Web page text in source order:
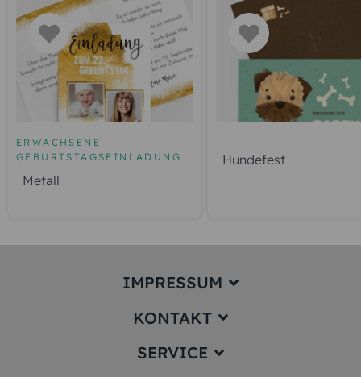
ERWACHSENE
GEBURTSTAGSEINLADUNG
Metall
Hundefest
IMPRESSUM
Impressum
KONTAKT
service@karten-paradies.de
SERVICE